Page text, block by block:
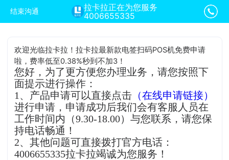
结束沟通
拉卡拉正在为您服务
4006655335
欢迎光临拉卡拉！拉卡拉最新款电签扫码POS机免费申请
啦，费率低至0.38%秒到不加3！
您好，为了更方便您办理业务，请您按照下
面提示进行操作：
1、产品申请可以直接点击 （在线申请链接）
进行申请，申请成功后我们会有客服人员在
工作时间内（9.30-18.00）与您联系，请您保
持电话畅通！
2、其他问题可直接拨打官方电话：
4006655335拉卡拉竭诚为您服务！